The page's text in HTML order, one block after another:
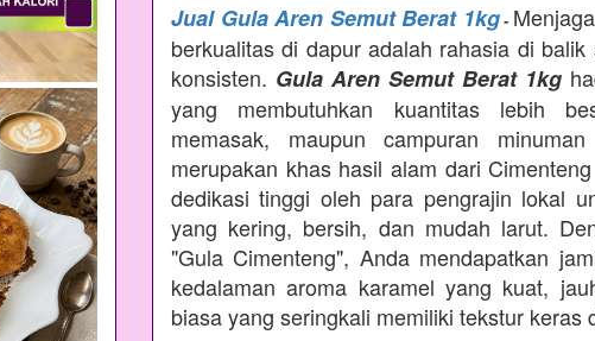
Jual Gula Aren Semut Berat 1kg-
berkualitas di dapur adalah rahasia di
konsisten. Gula Aren Semut Berat 1kg
yang membutuhkan kuantitas lebih
memasak, maupun campuran
merupakan khas hasil alam dari
dedikasi tinggi oleh para pengrajin lokal
yang kering, bersih, dan mudah larut.
"Gula Cimenteng", Anda mendapatkan
kedalaman aroma karamel yang kuat,
biasa yang seringkali memiliki tekstur keras